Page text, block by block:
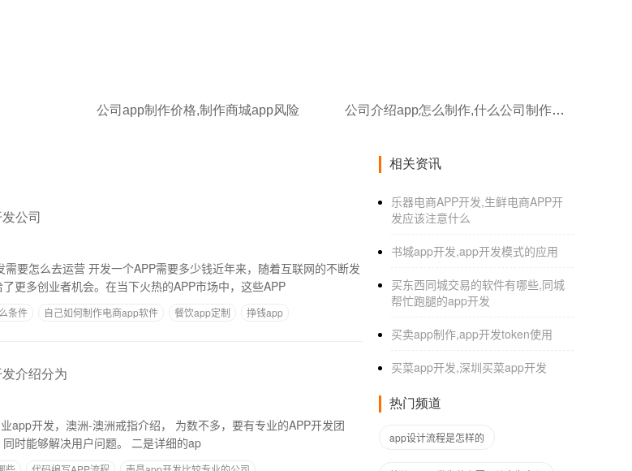
公司app制作价格,制作商城app风险 公司介绍app怎么制作,什么公司制作外卖app吗
公司
要怎么去运营 开发一个APP需要多少钱近年来，随着互联网的不断发
更多创业者机会。在当下火热的APP市场中，这些APP
条件 自己如何制作电商app软件 餐饮app定制
挣钱app
介绍分为
戒指介绍， 为数不多，要有专业的APP开发团
队，要了解和掌握APP市场和应用技术，同时能够解决用户问题。 二是详细的ap
相关资讯
乐器电商APP开发,生鲜电商APP开
发应该注意什么
书城app开发,app开发模式的应用
买东西同城交易的软件有哪些,同城
帮忙跑腿的app开发
买卖app制作,app开发token使用
买菜app开发,深圳买菜app开发
热门频道
app设计流程是怎样的